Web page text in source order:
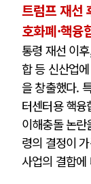
트럼프 재선
호화폐·핵융
통령 재선 이
합 등 신산업
을 창출했다.
터센터용 핵
이해충돌 논
령의 결정이
사업의 결합에